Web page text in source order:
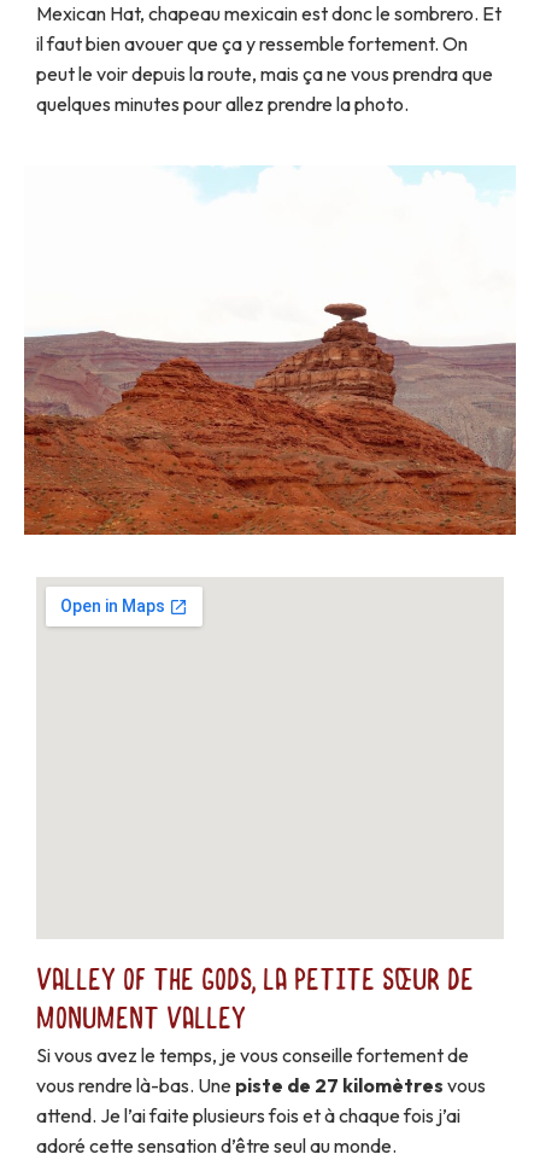
Mexican Hat, chapeau mexicain est donc le sombrero. Et
il faut bien avouer que ça y ressemble fortement. On
peut le voir depuis la route, mais ça ne vous prendra que
quelques minutes pour allez prendre la photo.
Valley of the Gods, la petite sœur de
Monument Valley
Si vous avez le temps, je vous conseille fortement de
vous rendre là-bas. Une piste de 27 kilomètres vous
attend. Je l’ai faite plusieurs fois et à chaque fois j’ai
adoré cette sensation d’être seul au monde.